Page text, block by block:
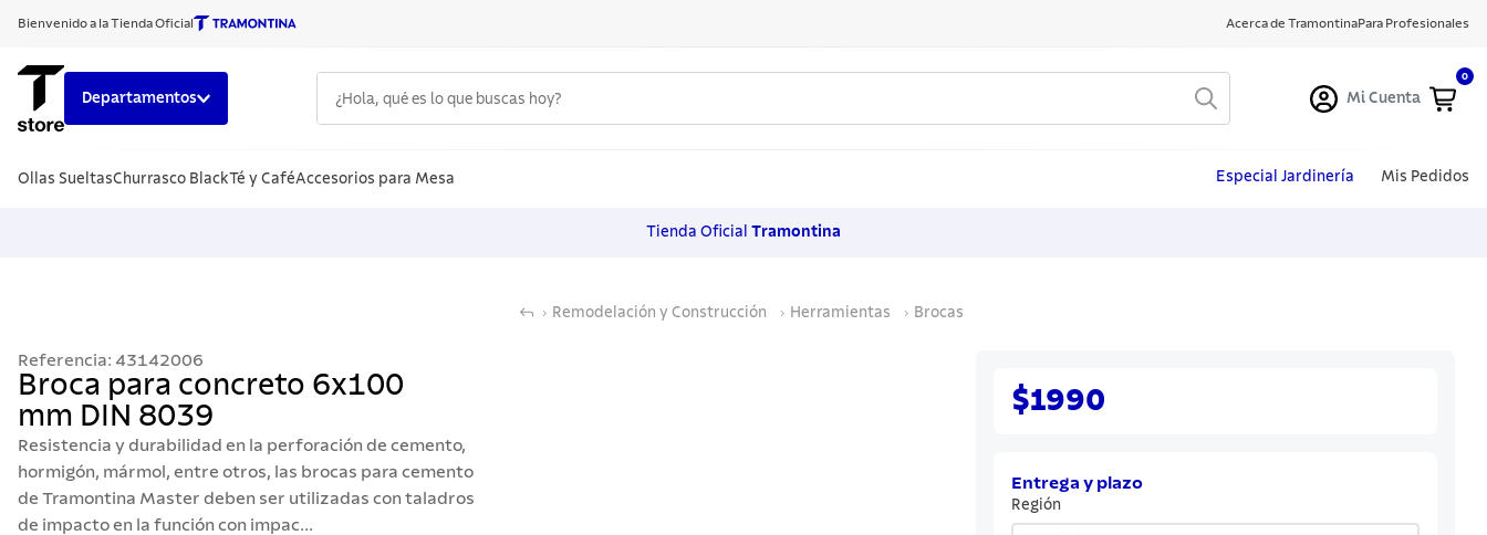
Bienvenido a la Tienda Oficial Acerca de TramontinaPara Profesionales
Departamentos Mi Cuenta
0
Ollas SueltasChurrasco BlackTé y CaféAccesorios para Mesa Especial Jardinería Mis Pedidos
Tienda Oficial Tramontina
Remodelación y Construcción Herramientas Brocas
Referencia: 43142006
Broca para concreto 6x100
mm DIN 8039
Resistencia y durabilidad en la perforación de cemento,
hormigón, mármol, entre otros, las brocas para cemento
de Tramontina Master deben ser utilizadas con taladros
de impacto en la función con impac...
$1990
Entrega y plazo
Región
1.
cuchillos
8.
solar
9.
termo